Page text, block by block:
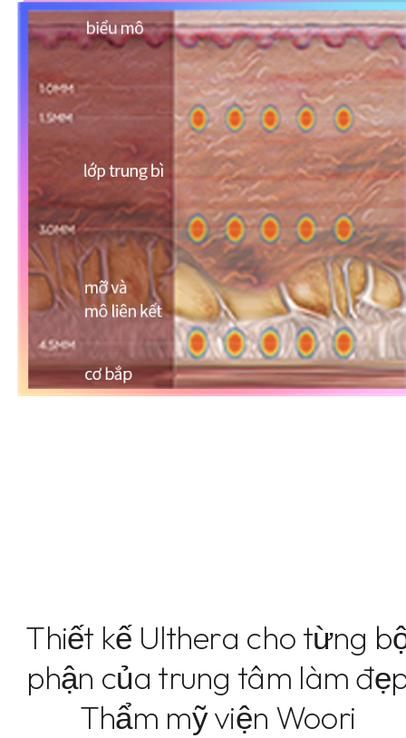
Thiết kế Ulthera cho từng
phận của trung tâm làm
Thẩm mỹ viện Woori